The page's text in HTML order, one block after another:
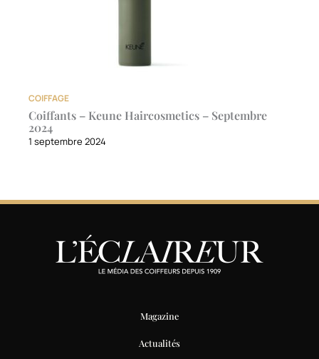
COIFFAGE
Coiffants – Keune Haircosmetics – Septembre
2024
1 septembre 2024
Magazine
Actualités